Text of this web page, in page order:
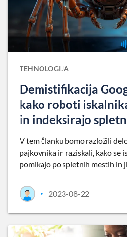
TEHNOLOGIJA
Demistifikacija
kako roboti
in indeksirajo
V tem članku bomo razložili
pajkovnika in raziskali, kako se
pomikajo po spletnih mestih in
• 2023-08-22